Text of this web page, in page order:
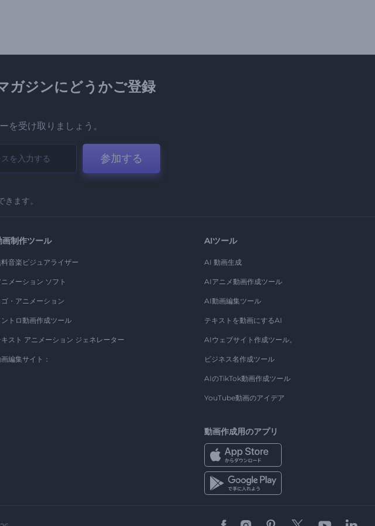
ガジンにどうかご登録
を受け取りましょう。
参加する
ます。
画制作ツール
音楽ビジュアライザー
ニメーション ソフト
ゴ・アニメーション
ントロ動画作成ツール
キスト アニメーション ジェネレーター
編集サイト：
AIツール
AI 動画生成
AIアニメ動画作成ツール
AI動画編集ツール
テキストを動画にするAI
AIウェブサイト作成ツール。
ビジネス名作成ツール
AIのTikTok動画作成ツール
YouTube動画のアイデア
動画作成用のアプリ